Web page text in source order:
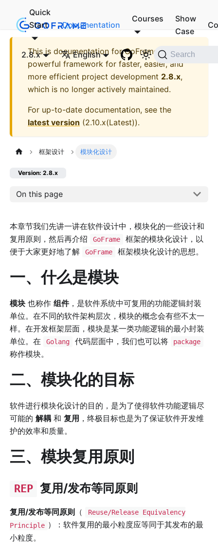
Quick
Start
Documentation
Courses
Show
Case
2.8.x English Search
This is documentation forGoFrame - A
powerful framework for faster, easier, and
more efficient project development 2.8.x,
which is no longer actively maintained.
For up-to-date documentation, see the
latest version (2.10.x(Latest)).
框架设计 模块化设计
Version: 2.8.x
On this page
本章节我们先讲一讲在软件设计中，模块化的一些设计和
复用原则，然后再介绍
GoFrame
框架的模块化设计，以
便于大家更好地了解
GoFrame 框架模块化设计的思想。
一、什么是模块
模块 也称作 组件，是软件系统中可复用的功能逻辑封装
单位。在不同的软件架构层次，模块的概念会有些不太一
样。在开发框架层面，模块是某一类功能逻辑的最小封装
单位。在
Golang 代码层面中，我们也可以将 package
称作模块。
二、模块化的目标
软件进行模块化设计的目的，是为了使得软件功能逻辑尽
可能的 解耦 和 复用 ，终极目标也是为了保证软件开发维
护的效率和质量。
三、模块复用原则
REP 复用/发布等同原则
复用/发布等同原则 （
Reuse/Release Equivalency
Principle ）：软件复用的最小粒度应等同于其发布的最
小粒度。